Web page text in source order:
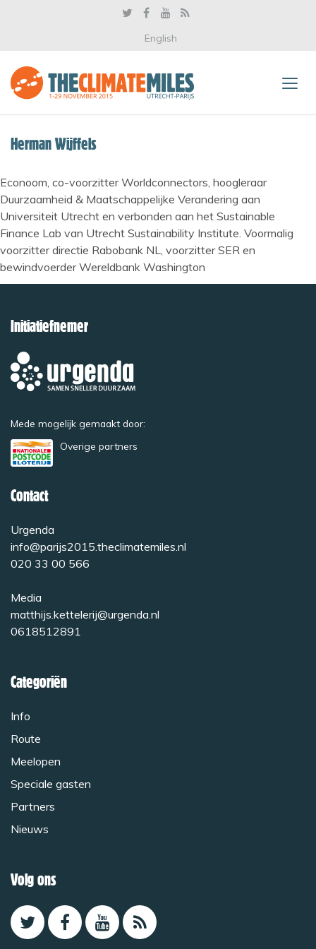
English
Herman Wijffels
Econoom, co-voorzitter Worldconnectors, hoogleraar
Duurzaamheid & Maatschappelijke Verandering aan
Universiteit Utrecht en verbonden aan het Sustainable
Finance Lab van Utrecht Sustainability Institute. Voormalig
voorzitter directie Rabobank NL, voorzitter SER en
bewindvoerder Wereldbank Washington
Initiatiefnemer
Mede mogelijk gemaakt door:
Overige partners
Contact
Urgenda
info@parijs2015.theclimatemiles.nl
020 33 00 566
Media
matthijs.kettelerij@urgenda.nl
0618512891
Categoriën
Info
Route
Meelopen
Speciale gasten
Partners
Nieuws
Volg ons